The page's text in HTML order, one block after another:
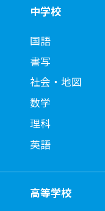
中学校
国語
書写
社会・地図
数学
理科
英語
高等学校